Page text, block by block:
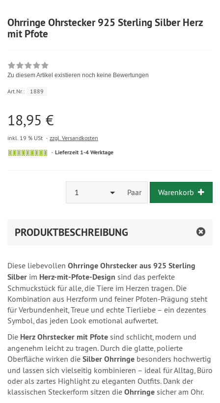
Ohrringe Ohrstecker 925 Sterling Silber Herz
mit Pfote
Zu diesem Artikel existieren noch keine Bewertungen
Art.Nr.: 1889
18,95 €
inkl. 19 % USt zzgl. Versandkosten
Lieferzeit 1-4 Werktage
1 Paar Warenkorb
PRODUKTBESCHREIBUNG
Diese liebevollen Ohrringe Ohrstecker aus 925 Sterling
Silber im Herz-mit-Pfote-Design sind das perfekte
Schmuckstück für alle, die Tiere im Herzen tragen. Die
Kombination aus Herzform und feiner Pfoten-Prägung steht
für Verbundenheit, Treue und echte Tierliebe – ein dezentes
Symbol, das jeden Look emotional aufwertet.
Die Herz Ohrstecker mit Pfote sind schlicht, modern und
angenehm leicht zu tragen. Durch die glatte, polierte
Oberfläche wirken die Silber Ohrringe besonders hochwertig
und lassen sich vielseitig kombinieren – ideal für Alltag, Büro
oder als zartes Highlight zu eleganten Outfits. Dank der
klassischen Steckerform sitzen die Ohrringe sicher am Ohr.